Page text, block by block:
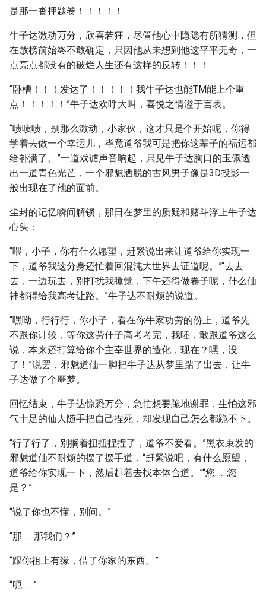
是那一沓押题卷！！！！！
牛子达激动万分，欣喜若狂，尽管他心中隐隐有所猜测，但
在放榜前始终不敢确定，只因他从未想到他这平平无奇，一
点亮点都没有的破烂人生还有这样的反转！！！
“卧槽！！！发达了！！！！！我牛子达也能TM能上个重
点！！！！！”牛子达欢呼大叫，喜悦之情溢于言表。
“啧啧啧，别那么激动，小家伙，这才只是个开始呢，你得
学着去做一个幸运儿，毕竟道爷我可是把你这辈子的福运都
给补满了。”一道戏谑声音响起，只见牛子达胸口的玉佩透
出一道青色光芒，一个邪魅洒脱的古风男子像是3D投影一
般出现在了他的面前。
尘封的记忆瞬间解锁，那日在梦里的质疑和赌斗浮上牛子达
心头：
“喂，小子，你有什么愿望，赶紧说出来让道爷给你实现一
下，道爷我这分身还忙着回混沌大世界去证道呢。”“去去
去，一边玩去，别打扰我睡觉，下午还得做卷子呢，什么仙
神都得给我高考让路。”牛子达不耐烦的说道。
“嘿呦，行行行，你小子，看在你牛家功劳的份上，道爷先
不跟你计较，等你这劳什子高考考完，我呸，敢跟道爷这么
说，本来还打算给你个主宰世界的造化，现在？嘿，没
了！”说罢，邪魅道仙一脚把牛子达从梦里踹了出去，让牛
子达做了个噩梦。
回忆结束，牛子达惊恐万分，急忙想要跪地谢罪，生怕这邪
气十足的仙人随手把自己捏死，却发现自己怎么都跪不下。
“行了行了，别搁着扭扭捏捏了，道爷不爱看。”黑衣束发的
邪魅道仙不耐烦的摆了摆手道，“赶紧说吧，有什么愿望，
道爷给你实现一下，然后赶着去找本体合道。”“您……您
是？”
“说了你也不懂，别问。”
“那……那我们？”
“跟你祖上有缘，借了你家的东西。”
“呃……”